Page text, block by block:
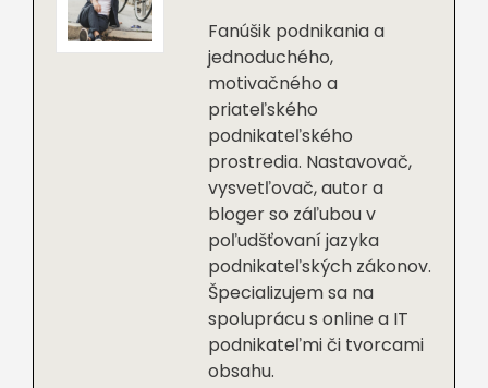
Fanúšik podnikania a
jednoduchého,
motivačného a
priateľského
podnikateľského
prostredia. Nastavovač,
vysvetľovač, autor a
bloger so záľubou v
poľudšťovaní jazyka
podnikateľských zákonov.
Špecializujem sa na
spoluprácu s online a IT
podnikateľmi či tvorcami
obsahu.